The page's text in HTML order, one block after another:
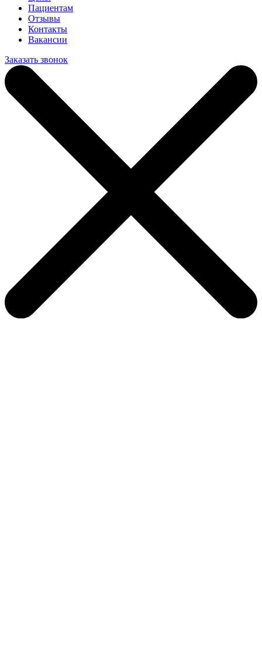
Пациентам
Отзывы
Контакты
Вакансии
Заказать звонок